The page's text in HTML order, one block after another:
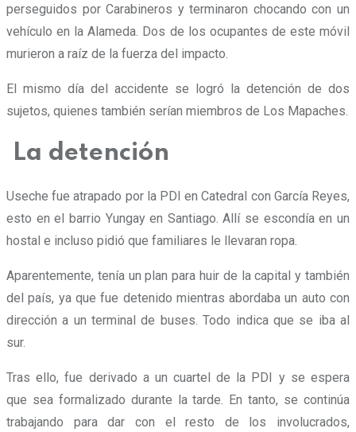
perseguidos por Carabineros y terminaron chocando con un
vehículo en la Alameda. Dos de los ocupantes de este móvil
murieron a raíz de la fuerza del impacto.
El mismo día del accidente se logró la detención de dos
sujetos, quienes también serían miembros de Los Mapaches.
La detención
Useche fue atrapado por la PDI en Catedral con García Reyes,
esto en el barrio Yungay en Santiago. Allí se escondía en un
hostal e incluso pidió que familiares le llevaran ropa.
Aparentemente, tenía un plan para huir de la capital y también
del país, ya que fue detenido mientras abordaba un auto con
dirección a un terminal de buses. Todo indica que se iba al
sur.
Tras ello, fue derivado a un cuartel de la PDI y se espera
que sea formalizado durante la tarde. En tanto, se continúa
trabajando para dar con el resto de los involucrados,